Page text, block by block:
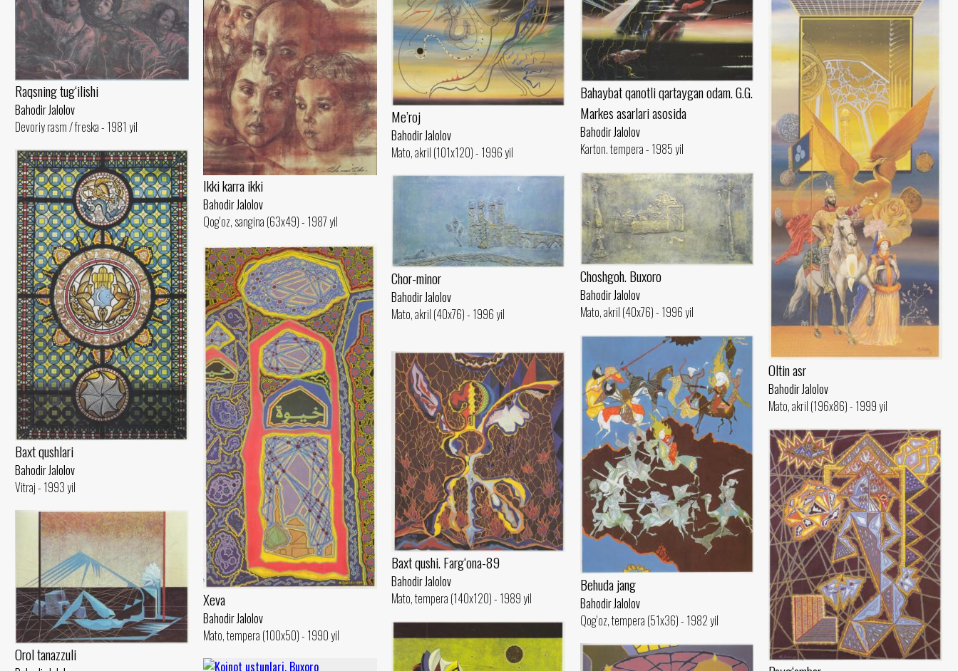
Raqsning tug‘ilishi
Bahodir Jalolov
Devoriy rasm / freska - 1981 yil
Ikki karra ikki
Bahodir Jalolov
Qog‘oz, sangina (63x49) - 1987 yil
Me’roj
Bahodir Jalolov
Mato, akril (101x120) - 1996 yil
Bahaybat qanotli qartaygan odam. G.G.
Markes asarlari asosida
Bahodir Jalolov
Karton. tempera - 1985 yil
Oltin asr
Bahodir Jalolov
Mato, akril (196x86) - 1999 yil
Baxt qushlari
Bahodir Jalolov
Vitraj - 1993 yil
Choshgoh. Buxoro
Bahodir Jalolov
Mato, akril (40x76) - 1996 yil
Chor-minor
Bahodir Jalolov
Mato, akril (40x76) - 1996 yil
Xeva
Bahodir Jalolov
Mato, tempera (100x50) - 1990 yil
Behuda jang
Bahodir Jalolov
Qog‘oz, tempera (51x36) - 1982 yil
Baxt qushi. Farg‘ona-89
Bahodir Jalolov
Mato, tempera (140x120) - 1989 yil
Orol tanazzuli